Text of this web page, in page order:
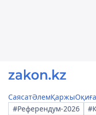
СаясатӘлемҚаржыОқиға
#Референдум-2026